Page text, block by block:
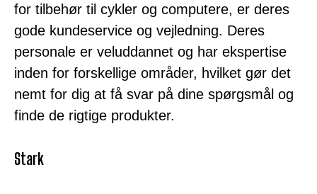
for tilbehør til cykler og computere, er deres
gode kundeservice og vejledning. Deres
personale er veluddannet og har ekspertise
inden for forskellige områder, hvilket gør det
nemt for dig at få svar på dine spørgsmål og
finde de rigtige produkter.
Stark